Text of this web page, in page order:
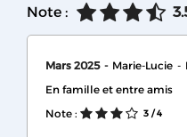
Note :
Mars 2025 Marie-Lucie
En famille et entre amis
Note :
3 / 4